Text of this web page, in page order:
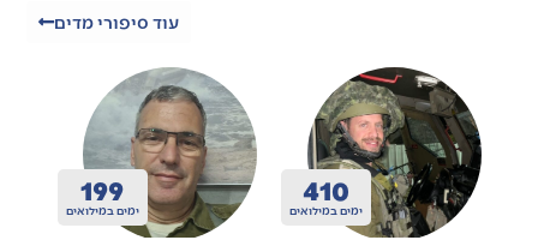
עוד סיפורי מדים
ימים במילואים
410
ימים במילואים
200